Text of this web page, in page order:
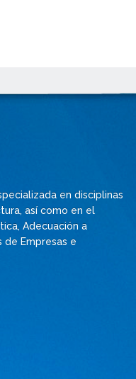
en disciplinas
así como en el
Adecuación a
de Empresas e